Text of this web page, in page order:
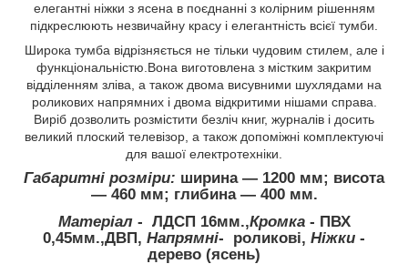
елегантні ніжки з ясена в поєднанні з колірним рішенням
підкреслюють незвичайну красу і елегантність всієї тумби.
Широка тумба відрізняється не тільки чудовим стилем, але і
функціональністю.Вона виготовлена з містким закритим
відділенням зліва, а також двома висувними шухлядами на
роликових напрямних і двома відкритими нішами справа.
Виріб дозволить розмістити безліч книг, журналів і досить
великий плоский телевізор, а також допоміжні комплектуючі
для вашої електротехніки.
Габаритні розміри: ширина ― 1200 мм; висота
― 460 мм; глибина ― 400 мм.
Матеріал - ЛДСП 16мм.,Кромка - ПВХ
0,45мм.,ДВП, Напрямні- роликові, Ніжки -
дерево (ясень)